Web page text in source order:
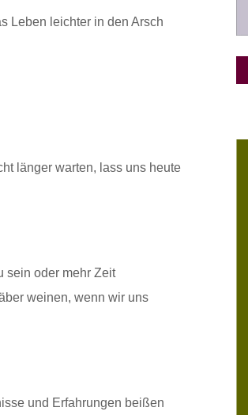
Leben leichter in den Arsch
länger warten, lass uns heute
sein oder mehr Zeit
weinen, wenn wir uns
und Erfahrungen beißen